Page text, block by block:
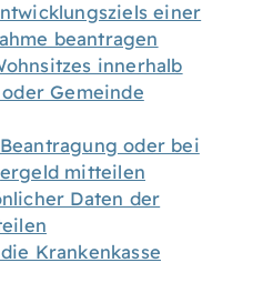
einer
beantragen
innerhalb
Gemeinde
oder bei
mitteilen
Daten der
Krankenkasse